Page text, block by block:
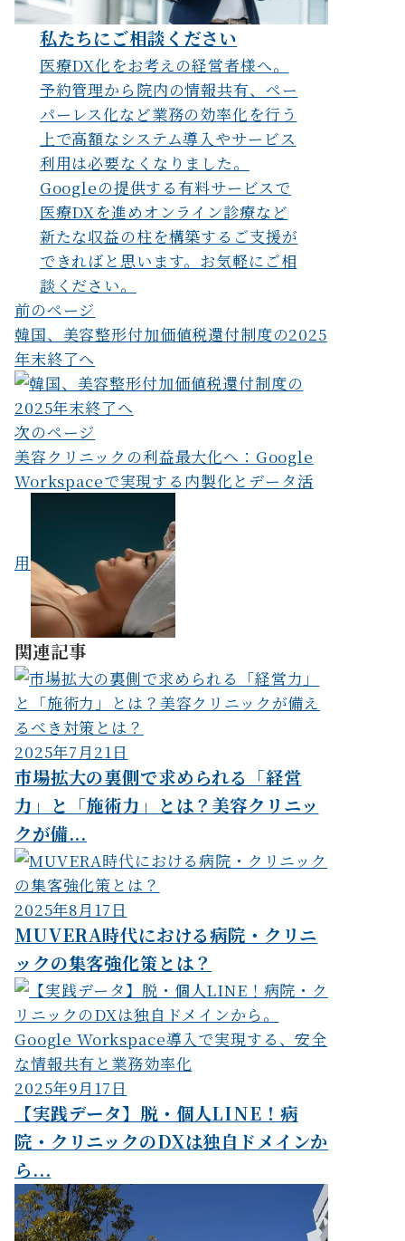
私たちにご相談ください
医療DX化をお考えの経営者様へ。
予約管理から院内の情報共有、ペー
パーレス化など業務の効率化を行う
上で高額なシステム導入やサービス
利用は必要なくなりました。
Googleの提供する有料サービスで
医療DXを進めオンライン診療など
新たな収益の柱を構築するご支援が
できればと思います。お気軽にご相
談ください。
投
稿
ナ
ビ
ゲ
ー
ン
前のページ
韓国、美容整形付加価値税還付制度の2025
年末終了へ
次のページ
美容クリニックの利益最大化へ：Google
Workspaceで実現する内製化とデータ活
用
関連記事
2025年7月21日
市場拡大の裏側で求められる「経営
力」と「施術力」とは？美容クリニッ
クが備...
2025年8月17日
MUVERA時代における病院・クリニ
ックの集客強化策とは？
2025年9月17日
【実践データ】脱・個人LINE！病
院・クリニックのDXは独自ドメインか
ら...